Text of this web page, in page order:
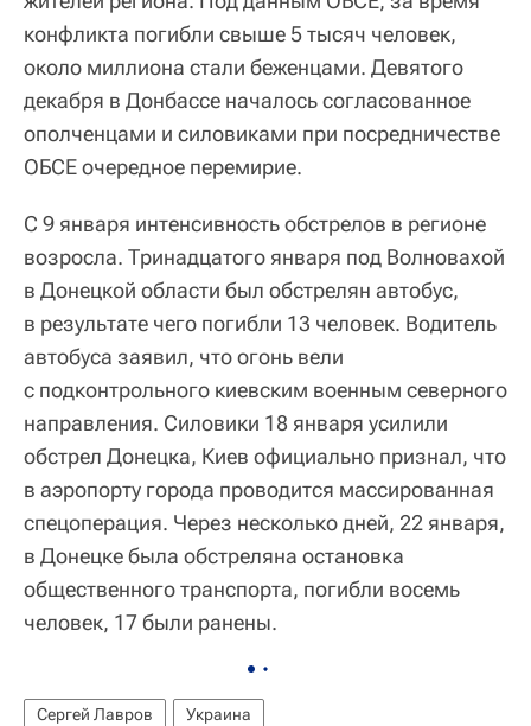
конфликта погибли свыше 5 тысяч человек,
около миллиона стали беженцами. Девятого
декабря в Донбассе началось согласованное
ополченцами и силовиками при посредничестве
ОБСЕ очередное перемирие.
С 9 января интенсивность обстрелов в регионе
возросла. Тринадцатого января под Волновахой
в Донецкой области был обстрелян автобус,
в результате чего погибли 13 человек. Водитель
автобуса заявил, что огонь вели
с подконтрольного киевским военным северного
направления. Силовики 18 января усилили
обстрел Донецка, Киев официально признал, что
в аэропорту города проводится массированная
спецоперация. Через несколько дней, 22 января,
в Донецке была обстреляна остановка
общественного транспорта, погибли восемь
человек, 17 были ранены.
Сергей Лавров Украина